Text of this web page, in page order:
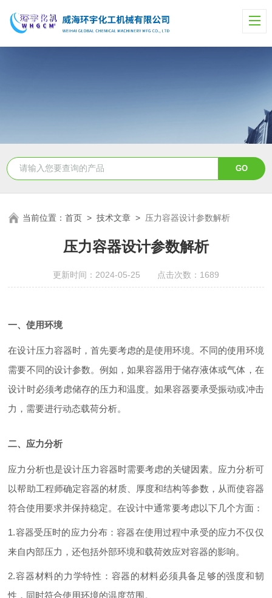
当前位置：首页 >技术文章 > 压力容器设计参数解析
压力容器设计参数解析
更新时间：2024-05-25 点击次数：1689
一、使用环境
在设计压力容器时，首先要考虑的是使用环境。不同的使用环境
需要不同的设计参数。例如，如果容器用于储存液体或气体，在
设计时必须考虑储存的压力和温度。如果容器要承受振动或冲击
力，需要进行动态载荷分析。
二、应力分析
应力分析也是设计压力容器时需要考虑的关键因素。应力分析可
以帮助工程师确定容器的材质、厚度和结构等参数，从而使容器
符合使用要求并保持稳定。在设计中通常要考虑以下几个方面：
1.容器受压时的应力分布：容器在使用过程中承受的应力不仅仅
来自内部压力，还包括外部环境和载荷效应对容器的影响。
2.容器材料的力学特性：容器的材料必须具备足够的强度和韧
性，同时符合使用环境的温度范围。